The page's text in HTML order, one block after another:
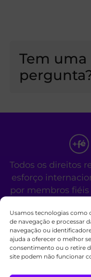
Usamos tecnologias como
de navegação e processar
navegação ou
ajuda a oferecer o melhor
consentimento ou o retire
site podem não funcionar
Tem uma
Todos os direitos
esforço
por membros fiéis
Este site não é
religiosa
Fale Conosco